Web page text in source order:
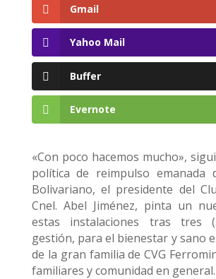
Gmail
Yahoo Mail
Buffer
Evernote
«Con poco hacemos mucho»,
política de reimpulso emanada
Bolivariano, el presidente del
Cnel. Abel Jiménez, pinta un
estas instalaciones tras tres
gestión, para el bienestar y sano
de la gran familia de CVG
familiares y comunidad en general.